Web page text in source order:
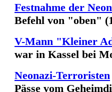
Festnahme der
Befehl von "oben"
V-Mann "Kleiner
war in Kassel bei
Neonazi-Terroristen
Pässe vom